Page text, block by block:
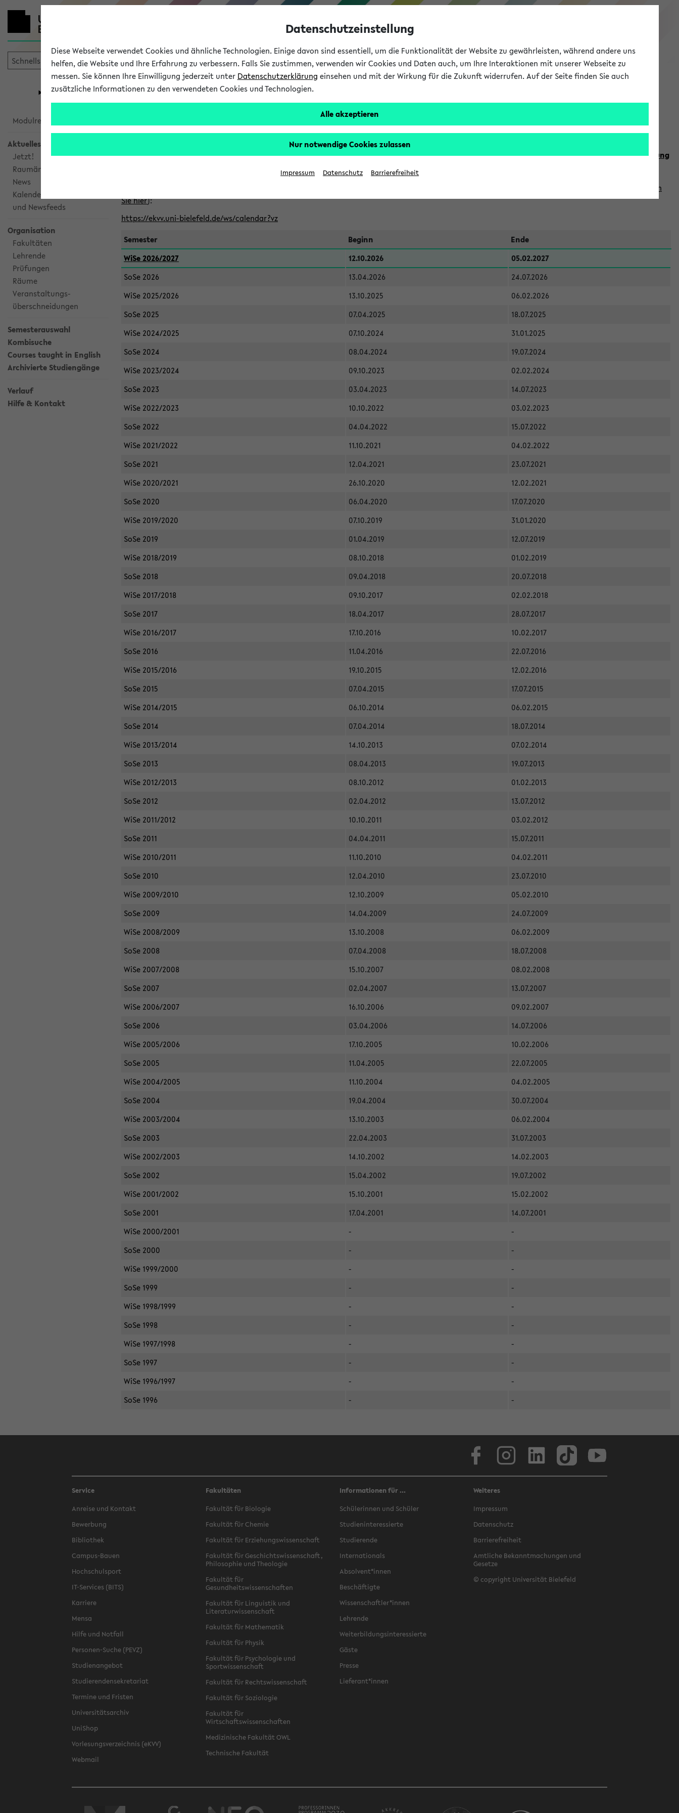
eKVV
Universität Forschung Studium
eKVV
Modulrecherche
Aktuelles
Jetzt!
Raumänderungen
News
Kalenderintegration
und Newsfeeds
Organisation
Fakultäten
Lehrende
Prüfungen
Räume
Veranstaltungs-
überschneidungen
Semesterauswahl
Kombisuche
Courses taught in English
Archivierte Studiengänge
Verlauf
Hilfe & Kontakt
Alle veröffentlichten Semester im eKVV
Klicken Sie auf das Semester, welches Sie für Ihre Sitzung auswählen möchten. Bitte beachten Sie auch die weiteren Termine imKalender der Lehrplanung
finden
Sie hier):
https://ekvv.uni-bielefeld.de/ws/calendar?vz
Semester
Beginn
Ende
WiSe 2026/2027
12.10.2026
05.02.2027
SoSe 2026
13.04.2026
24.07.2026
WiSe 2025/2026
13.10.2025
06.02.2026
SoSe 2025
07.04.2025
18.07.2025
WiSe 2024/2025
07.10.2024
31.01.2025
SoSe 2024
08.04.2024
19.07.2024
WiSe 2023/2024
09.10.2023
02.02.2024
SoSe 2023
03.04.2023
14.07.2023
WiSe 2022/2023
10.10.2022
03.02.2023
SoSe 2022
04.04.2022
15.07.2022
WiSe 2021/2022
11.10.2021
04.02.2022
SoSe 2021
12.04.2021
23.07.2021
WiSe 2020/2021
26.10.2020
12.02.2021
SoSe 2020
06.04.2020
17.07.2020
WiSe 2019/2020
07.10.2019
31.01.2020
SoSe 2019
01.04.2019
12.07.2019
WiSe 2018/2019
08.10.2018
01.02.2019
SoSe 2018
09.04.2018
20.07.2018
WiSe 2017/2018
09.10.2017
02.02.2018
SoSe 2017
18.04.2017
28.07.2017
WiSe 2016/2017
17.10.2016
10.02.2017
SoSe 2016
11.04.2016
22.07.2016
WiSe 2015/2016
19.10.2015
12.02.2016
SoSe 2015
07.04.2015
17.07.2015
WiSe 2014/2015
06.10.2014
06.02.2015
SoSe 2014
07.04.2014
18.07.2014
WiSe 2013/2014
14.10.2013
07.02.2014
SoSe 2013
08.04.2013
19.07.2013
WiSe 2012/2013
08.10.2012
01.02.2013
SoSe 2012
02.04.2012
13.07.2012
WiSe 2011/2012
10.10.2011
03.02.2012
SoSe 2011
04.04.2011
15.07.2011
WiSe 2010/2011
11.10.2010
04.02.2011
SoSe 2010
12.04.2010
23.07.2010
WiSe 2009/2010
12.10.2009
05.02.2010
SoSe 2009
14.04.2009
24.07.2009
WiSe 2008/2009
13.10.2008
06.02.2009
SoSe 2008
07.04.2008
18.07.2008
WiSe 2007/2008
15.10.2007
08.02.2008
SoSe 2007
02.04.2007
13.07.2007
WiSe 2006/2007
16.10.2006
09.02.2007
SoSe 2006
03.04.2006
14.07.2006
WiSe 2005/2006
17.10.2005
10.02.2006
SoSe 2005
11.04.2005
22.07.2005
WiSe 2004/2005
11.10.2004
04.02.2005
SoSe 2004
19.04.2004
30.07.2004
WiSe 2003/2004
13.10.2003
06.02.2004
SoSe 2003
22.04.2003
31.07.2003
WiSe 2002/2003
14.10.2002
14.02.2003
SoSe 2002
15.04.2002
19.07.2002
WiSe 2001/2002
15.10.2001
15.02.2002
SoSe 2001
17.04.2001
14.07.2001
WiSe 2000/2001
-
-
SoSe 2000
-
-
WiSe 1999/2000
-
-
SoSe 1999
-
-
WiSe 1998/1999
-
-
SoSe 1998
-
-
WiSe 1997/1998
-
-
SoSe 1997
-
-
WiSe 1996/1997
-
-
SoSe 1996
- -
Service
Anreise und Kontakt
Bewerbung
Bibliothek
Campus-Bauen
Hochschulsport
IT-Services (BITS)
Karriere
Mensa
Hilfe und Notfall
Personen-Suche (PEVZ)
Studienangebot
Studierendensekretariat
Termine und Fristen
Universitätsarchiv
UniShop
Vorlesungsverzeichnis (eKVV)
Webmail
Fakultäten
Fakultät für Biologie
Fakultät für Chemie
Fakultät für Erziehungswissenschaft
Fakultät für Geschichtswissenschaft,
Philosophie und Theologie
Fakultät für
Gesundheitswissenschaften
Fakultät für Linguistik und
Literaturwissenschaft
Fakultät für Mathematik
Fakultät für Physik
Fakultät für Psychologie und
Sportwissenschaft
Fakultät für Rechtswissenschaft
Fakultät für Soziologie
Fakultät für
Wirtschaftswissenschaften
Medizinische Fakultät OWL
Technische Fakultät
Informationen für ...
Schülerinnen und Schüler
Studieninteressierte
Studierende
Internationals
Absolvent*innen
Beschäftigte
Wissenschaftler*innen
Lehrende
Weiterbildungsinteressierte
Gäste
Presse
Lieferant*innen
Weiteres
Impressum
Datenschutz
Barrierefreiheit
Amtliche Bekanntmachungen und
Gesetze
© copyright Universität Bielefeld
Datenschutzeinstellung
Diese Webseite verwendet Cookies und ähnliche Technologien. Einige davon sind essentiell, um die Funktionalität der Website zu gewährleisten, während andere uns
helfen, die Website und Ihre Erfahrung zu verbessern. Falls Sie zustimmen, verwenden wir Cookies und Daten auch, um Ihre Interaktionen mit unserer Webseite zu
messen. Sie können Ihre Einwilligung jederzeit unter Datenschutzerklärung einsehen und mit der Wirkung für die Zukunft widerrufen. Auf der Seite finden Sie auch
zusätzliche Informationen zu den verwendeten Cookies und Technologien.
Alle akzeptieren
Nur notwendige Cookies zulassen
Impressum Datenschutz Barrierefreiheit